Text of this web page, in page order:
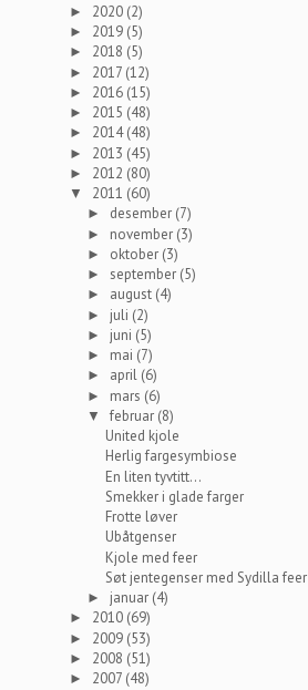
► 2020 (2)
► 2019 (5)
► 2018 (5)
► 2017 (12)
► 2016 (15)
► 2015 (48)
► 2014(48)
► 2013 (45)
► 2012 (80)
▼ 2011 (60)
► desember (7)
► november (3)
► oktober (3)
►september (5)
► august (4)
► juli (2)
► juni (5)
► mai (7)
► april (6)
► mars (6)
▼februar (8)
United kjole
Herlig fargesymbiose
En liten tyvtitt...
Smekker i glade farger
Frotte løver
Ubåtgenser
Kjole med feer
Søt jentegenser med Sydilla feer
► januar (4)
► 2010 (69)
► 2009 (53)
► 2008 (51)
► 2007 (48)